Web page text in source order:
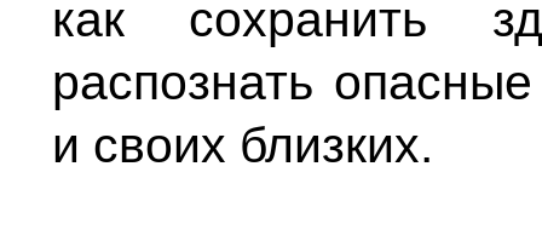
как сохранить
распознать
и своих близких.